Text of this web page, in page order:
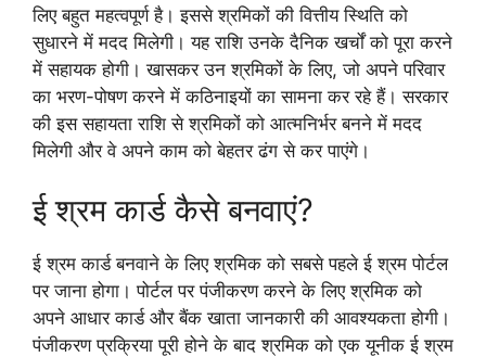
लिए बहुत महत्वपूर्ण है। इससे श्रमिकों की वित्तीय स्थिति को
सुधारने में मदद मिलेगी। यह राशि उनके दैनिक खर्चों को पूरा करने
में सहायक होगी। खासकर उन श्रमिकों के लिए, जो अपने परिवार
का भरण-पोषण करने में कठिनाइयों का सामना कर रहे हैं। सरकार
की इस सहायता राशि से श्रमिकों को आत्मनिर्भर बनने में मदद
मिलेगी और वे अपने काम को बेहतर ढंग से कर पाएंगे।
ई श्रम कार्ड कैसे बनवाएं?
ई श्रम कार्ड बनवाने के लिए श्रमिक को सबसे पहले ई श्रम पोर्टल
पर जाना होगा। पोर्टल पर पंजीकरण करने के लिए श्रमिक को
अपने आधार कार्ड और बैंक खाता जानकारी की आवश्यकता होगी।
पंजीकरण प्रक्रिया पूरी होने के बाद श्रमिक को एक यूनीक ई श्रम